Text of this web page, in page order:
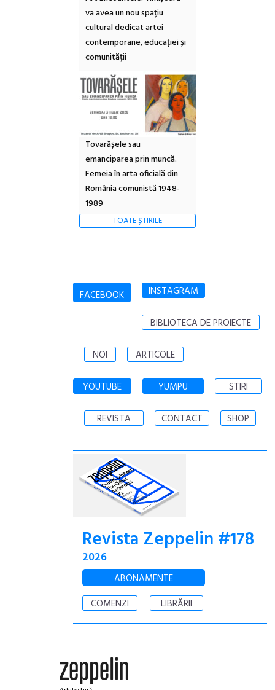
va avea un nou spațiu
cultural dedicat artei
contemporane, educației și
comunității
Tovarășele sau
emanciparea prin muncă.
Femeia în arta oficială din
România comunistă 1948-
1989
TOATE ȘTIRILE
FACEBOOK INSTAGRAM
BIBLIOTECA DE PROIECTE
NOI ARTICOLE
YOUTUBE YUMPU STIRI
REVISTA CONTACT SHOP
Revista Zeppelin #178
2026
ABONAMENTE
COMENZI
LIBRĂRII